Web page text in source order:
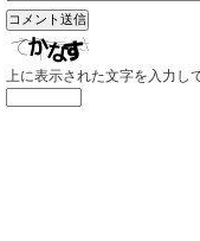
上に表示された文字を入力し